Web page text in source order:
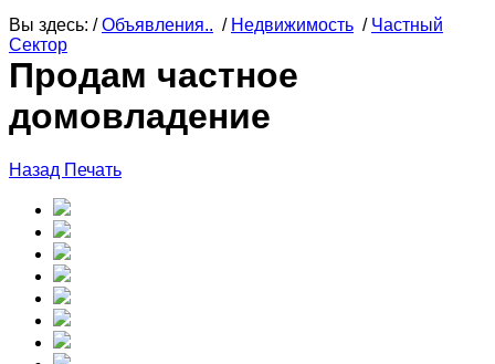
Вы здесь: /Объявления.. / Недвижимость / Частный
Сектор
Продам частное
домовладение
Назад Печать